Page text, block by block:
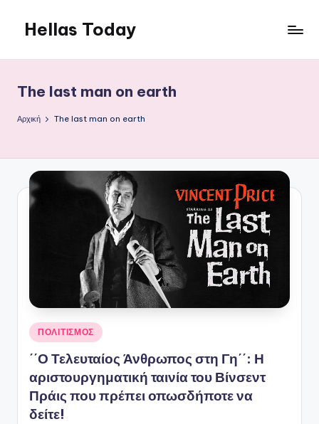
Μετάβαση
περιεχόμενο
Hellas Today
The last man on earth
Αρχική The last man on earth
Αναρτήθηκε
σε
ΠΟΛΙΤΙΣΜΟΣ
΄΄Ο Τελευταίος Άνθρωπος στη Γη΄΄: Η
αριστουργηματική ταινία του Βίνσεντ
Πράις που πρέπει οπωσδήποτε να
δείτε!